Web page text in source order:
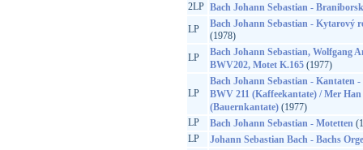
2LP Bach Johann Sebastian -
LP
Bach Johann Sebastian - Kytarový
(1978)
LP
Bach Johann Sebastian, Wolfgang
BWV202, Motet K.165(1977)
LP
Bach Johann Sebastian - Kantaten
BWV 211 (Kaffeekantate) / Mer
(Bauernkantate)(1977)
LP
Bach Johann Sebastian - Motetten
LP
Johann Sebastian Bach - Bachs